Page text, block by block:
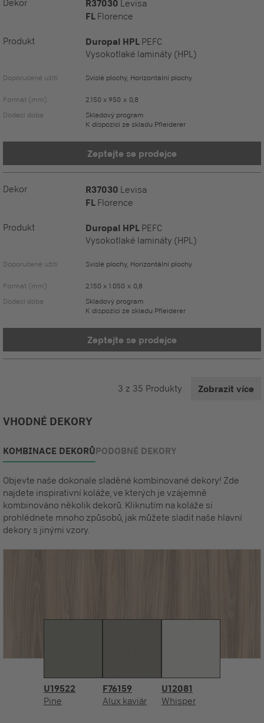
Dekor R37030 Levisa
FL Florence
Produkt Duropal HPL PEFC
Vysokotlaké lamináty (HPL)
Doporučené užití Svislé plochy, Horizontální plochy
Formát (mm)
2.150 x 950 x 0,8
Dodací doba
Skladový program
K dispozici ze skladu Pfleiderer
Zeptejte se prodejce
Dekor R37030 Levisa
FL Florence
Produkt Duropal HPL PEFC
Vysokotlaké lamináty (HPL)
Doporučené užití Svislé plochy, Horizontální plochy
Formát (mm)
2.150 x 1.050 x 0,8
Dodací doba
Skladový program
K dispozici ze skladu Pfleiderer
Zeptejte se prodejce
3 z 35 Produkty Zobrazit více
VHODNÉ DEKORY
KOMBINACE DEKORŮPODOBNÉ DEKORY
Objevte naše dokonale sladěné kombinované dekory! Zde
najdete inspirativní koláže, ve kterých je vzájemně
kombinováno několik dekorů. Kliknutím na koláže si
prohlédnete mnoho způsobů, jak můžete sladit naše hlavní
dekory s jinými vzory.
U19522
Pine
F76159
Alux kaviár
U12081
Whisper